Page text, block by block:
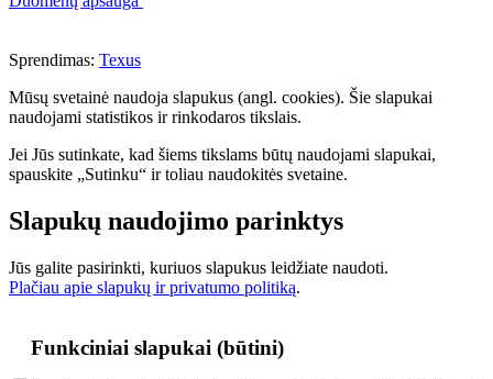
Sprendimas: Texus
Mūsų svetainė naudoja slapukus (angl. cookies). Šie slapukai
naudojami statistikos ir rinkodaros tikslais.
Jei Jūs sutinkate, kad šiems tikslams būtų naudojami slapukai,
spauskite „Sutinku“ ir toliau naudokitės svetaine.
Slapukų naudojimo parinktys
Jūs galite pasirinkti, kuriuos slapukus leidžiate naudoti.
Plačiau apie slapukų ir privatumo politiką.
Funkciniai slapukai (būtini)